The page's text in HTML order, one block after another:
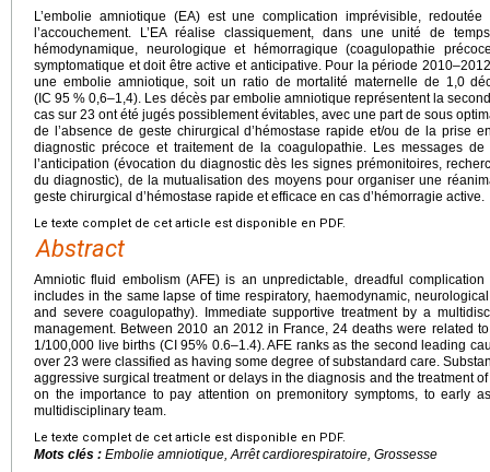
L’embolie amniotique (EA) est une complication imprévisible,
l’accouchement. L’EA réalise classiquement, dans une unité de
hémodynamique, neurologique et hémorragique (coagulopathie
symptomatique et doit être active et anticipative. Pour la période
une embolie amniotique, soit un ratio de mortalité maternelle de 1,0
(IC 95 % 0,6–1,4). Les décès par embolie amniotique représentent la
cas sur 23 ont été jugés possiblement évitables, avec une part de sous
de l’absence de geste chirurgical d’hémostase rapide et/ou de la prise
diagnostic précoce et traitement de la coagulopathie. Les messages de
l’anticipation (évocation du diagnostic dès les signes prémonitoires,
du diagnostic), de la mutualisation des moyens pour organiser une
geste chirurgical d’hémostase rapide et efficace en cas d’hémorragie active.
Le texte complet de cet article est disponible en PDF.
Abstract
Amniotic fluid embolism (AFE) is an unpredictable, dreadful
includes in the same lapse of time respiratory, haemodynamic,
and severe coagulopathy). Immediate supportive treatment by a
management. Between 2010 an 2012 in France, 24 deaths were related
1/100,000 live births (CI 95% 0.6–1.4). AFE ranks as the second leading
over 23 were classified as having some degree of substandard care.
aggressive surgical treatment or delays in the diagnosis and the treatment
on the importance to pay attention on premonitory symptoms, to early
multidisciplinary team.
Le texte complet de cet article est disponible en PDF.
Mots clés : Embolie amniotique, Arrêt cardiorespiratoire, Grossesse